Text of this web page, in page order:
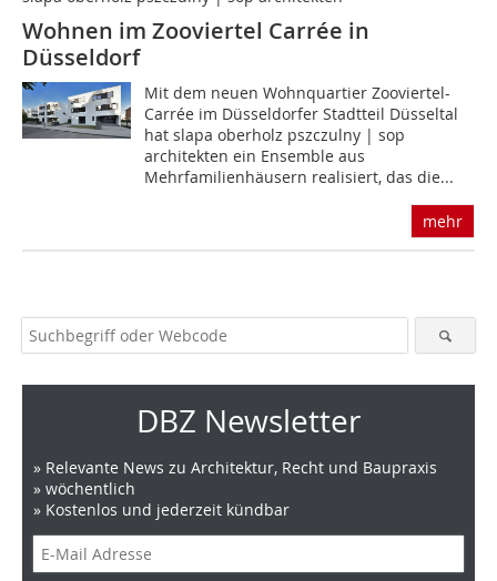
Wohnen im Zooviertel Carrée in
Düsseldorf
Mit dem neuen Wohnquartier Zooviertel-
Carrée im Düsseldorfer Stadtteil Düsseltal
hat slapa oberholz pszczulny | sop
architekten ein Ensemble aus
Mehrfamilienhäusern realisiert, das die...
mehr
DBZ Newsletter
» Relevante News zu Architektur, Recht und Baupraxis
» wöchentlich
» Kostenlos und jederzeit kündbar